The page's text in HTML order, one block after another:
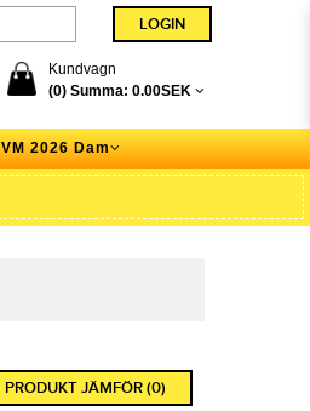
Kundvagn
(0) Summa: 0.00SEK
VM 2026 Dam
PRODUKT JÄMFÖR (0)